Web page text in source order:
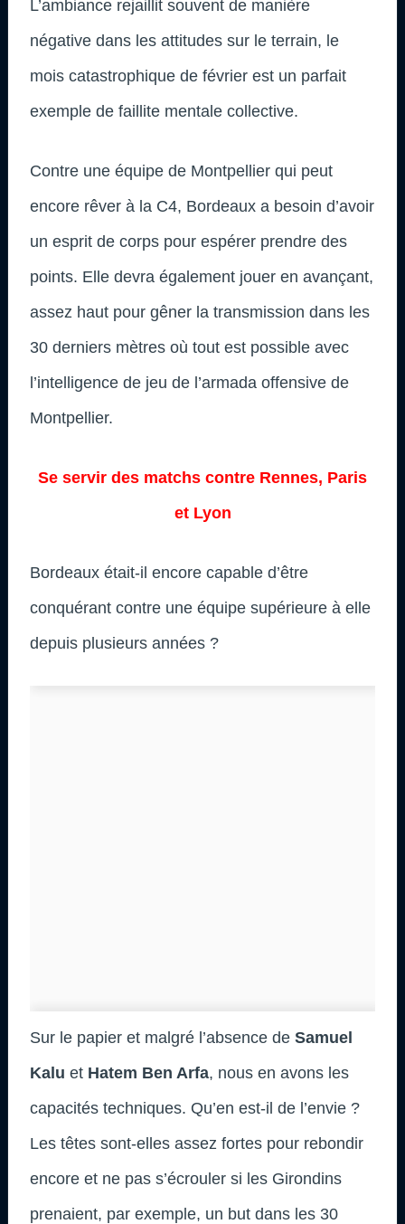
L’ambiance rejaillit souvent de manière
négative dans les attitudes sur le terrain, le
mois catastrophique de février est un parfait
exemple de faillite mentale collective.
Contre une équipe de Montpellier qui peut
encore rêver à la C4, Bordeaux a besoin d’avoir
un esprit de corps pour espérer prendre des
points. Elle devra également jouer en avançant,
assez haut pour gêner la transmission dans les
30 derniers mètres où tout est possible avec
l’intelligence de jeu de l’armada offensive de
Montpellier.
Se servir des matchs contre Rennes, Paris
et Lyon
Bordeaux était-il encore capable d’être
conquérant contre une équipe supérieure à elle
depuis plusieurs années ?
Sur le papier et malgré l’absence de Samuel
Kalu et Hatem Ben Arfa, nous en avons les
capacités techniques. Qu’en est-il de l’envie ?
Les têtes sont-elles assez fortes pour rebondir
encore et ne pas s’écrouler si les Girondins
prenaient, par exemple, un but dans les 30